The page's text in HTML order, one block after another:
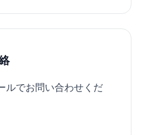
ルでお問い合わせくだ